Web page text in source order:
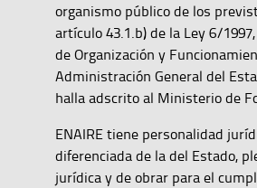
organismo público de los
artículo 43.1.b) de la Ley 6/
de Organización y
Administración General del
halla adscrito al Ministerio de
ENAIRE tiene personalidad
diferenciada de la del Estado,
jurídica y de obrar para el